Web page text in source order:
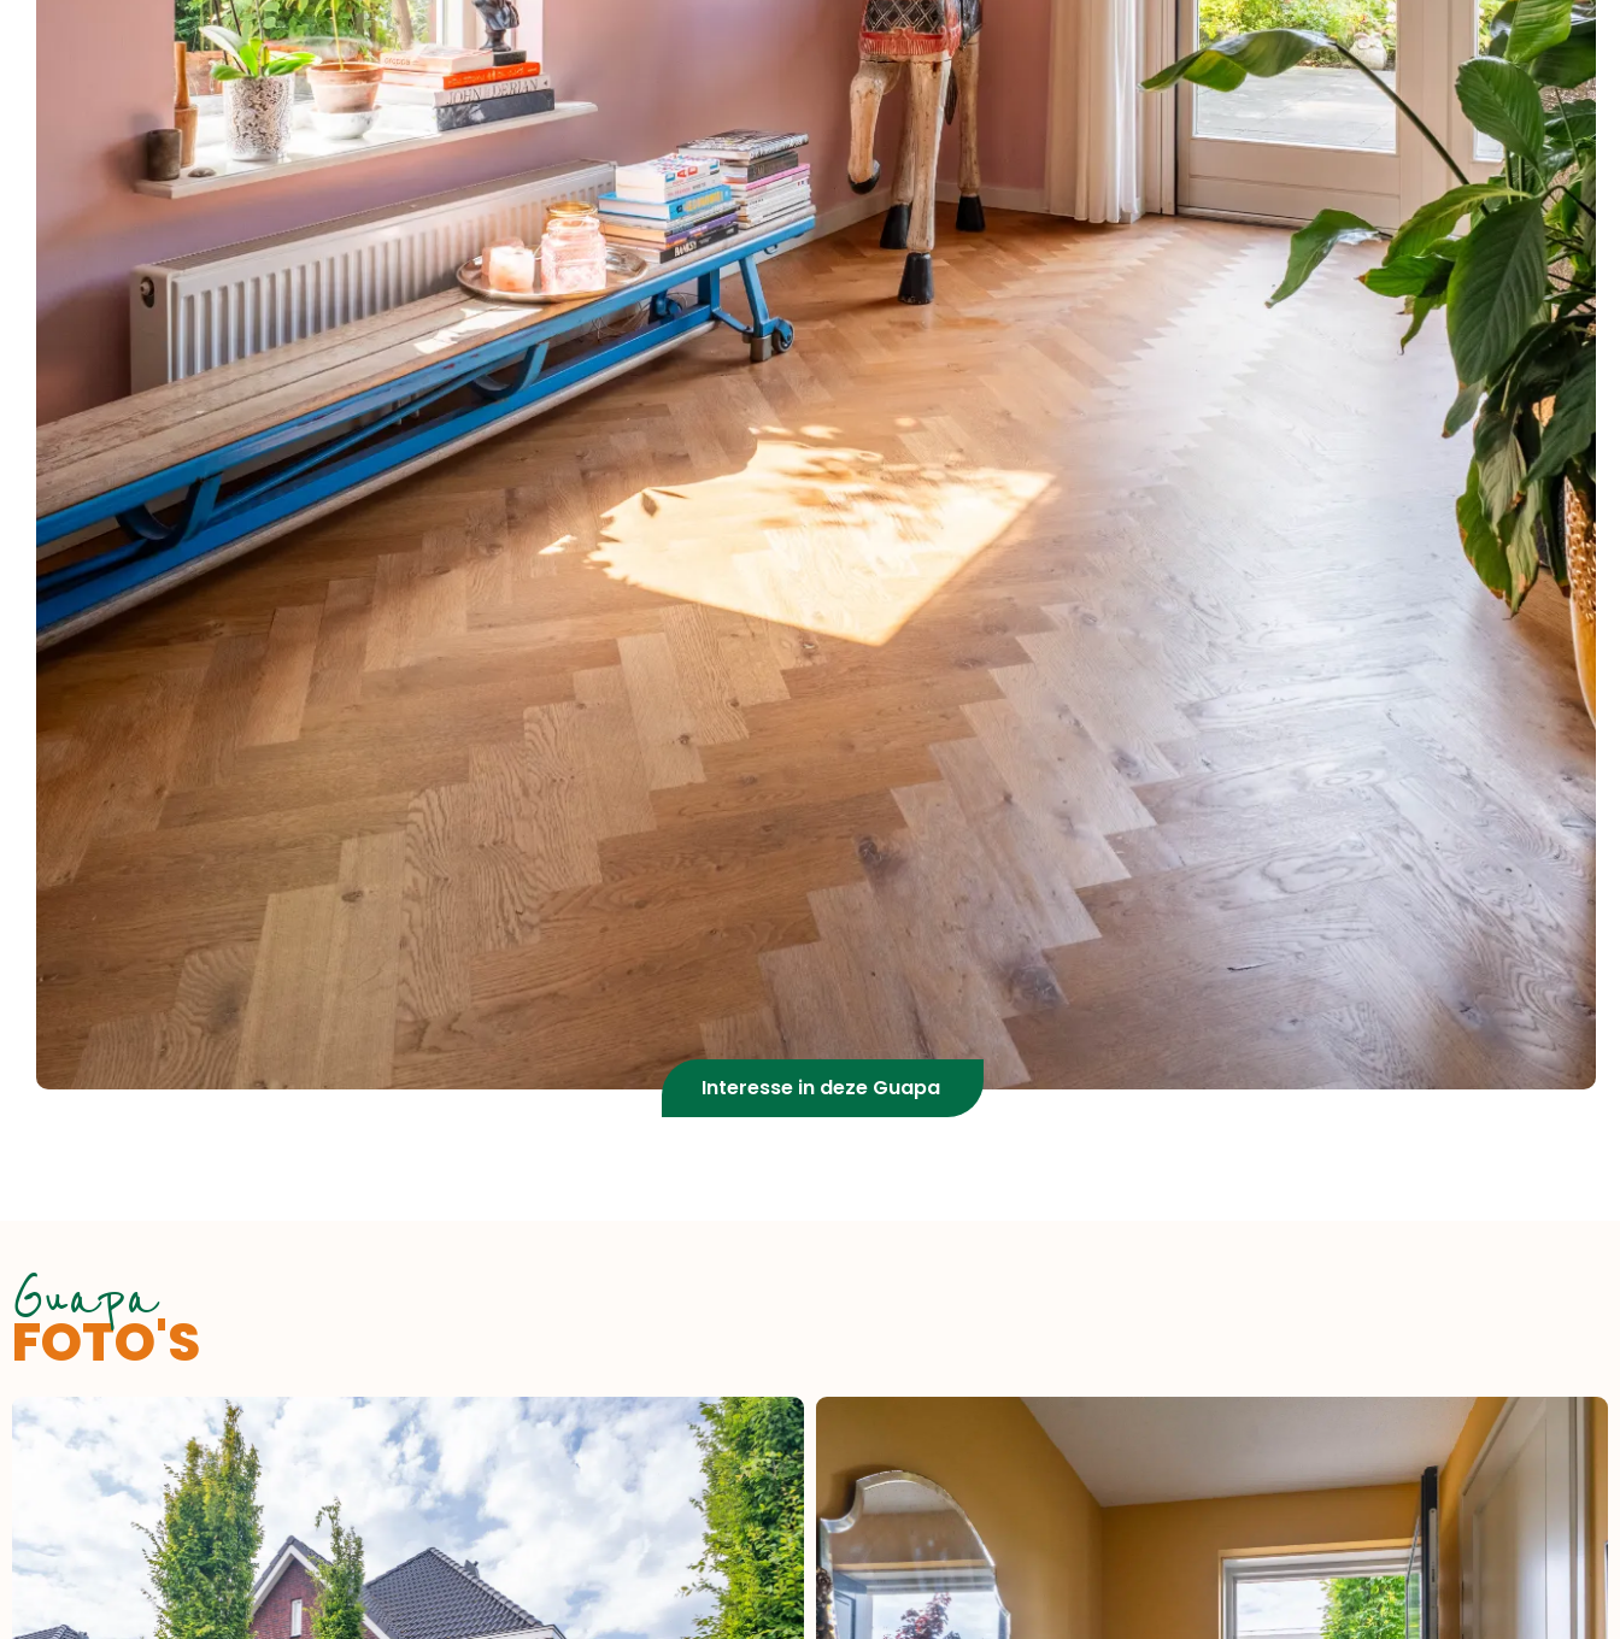
Interesse in deze Guapa
Guapa
FOTO'S